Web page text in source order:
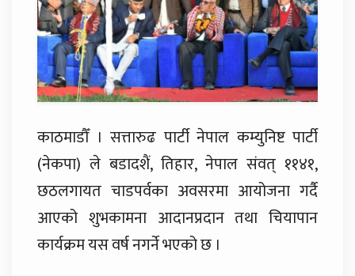
काठमाडौँ । सत्तारुढ पार्टी नेपाल कम्युनिष्ट पार्टी
(नेकपा) ले बडादशैं, तिहार, नेपाल संवत् ११४१,
छठलगायत चाडपर्वका अवसरमा आयोजना गर्दै
आएको शुभकामना आदानप्रदान तथा चियापान
कार्यक्रम यस वर्ष नगर्ने भएको छ ।